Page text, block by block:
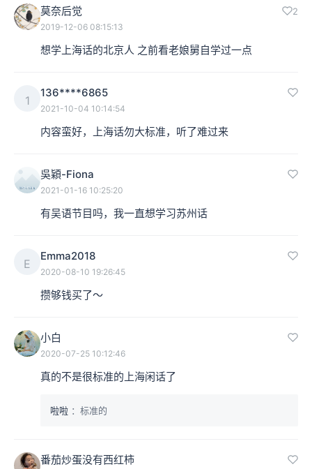
莫奈后觉 2
2019-12-06 08:15:13
想学上海话的北京人 之前看老娘舅自学过一点
1
136****6865
2021-10-04 10:14:54
内容蛮好，上海话勿大标准，听了难过来
吳穎-Fiona
2021-01-16 10:25:20
有吴语节目吗，我一直想学习苏州话
E
Emma2018
2020-08-10 19:26:45
攒够钱买了～
小白
2020-07-25 10:12:46
真的不是很标准的上海闲话了
啦啦 ：标准的
番茄炒蛋没有西红柿